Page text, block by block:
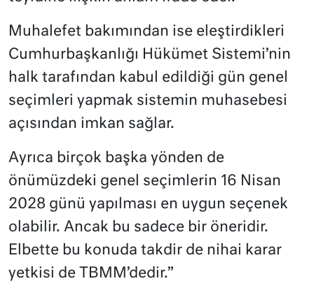
Muhalefet bakımından ise eleştirdikleri
Cumhurbaşkanlığı Hükümet Sistemi’nin
halk tarafından kabul edildiği gün genel
seçimleri yapmak sistemin muhasebesi
açısından imkan sağlar.
Ayrıca birçok başka yönden de
önümüzdeki genel seçimlerin 16 Nisan
2028 günü yapılması en uygun seçenek
olabilir. Ancak bu sadece bir öneridir.
Elbette bu konuda takdir de nihai karar
yetkisi de TBMM’dedir.”